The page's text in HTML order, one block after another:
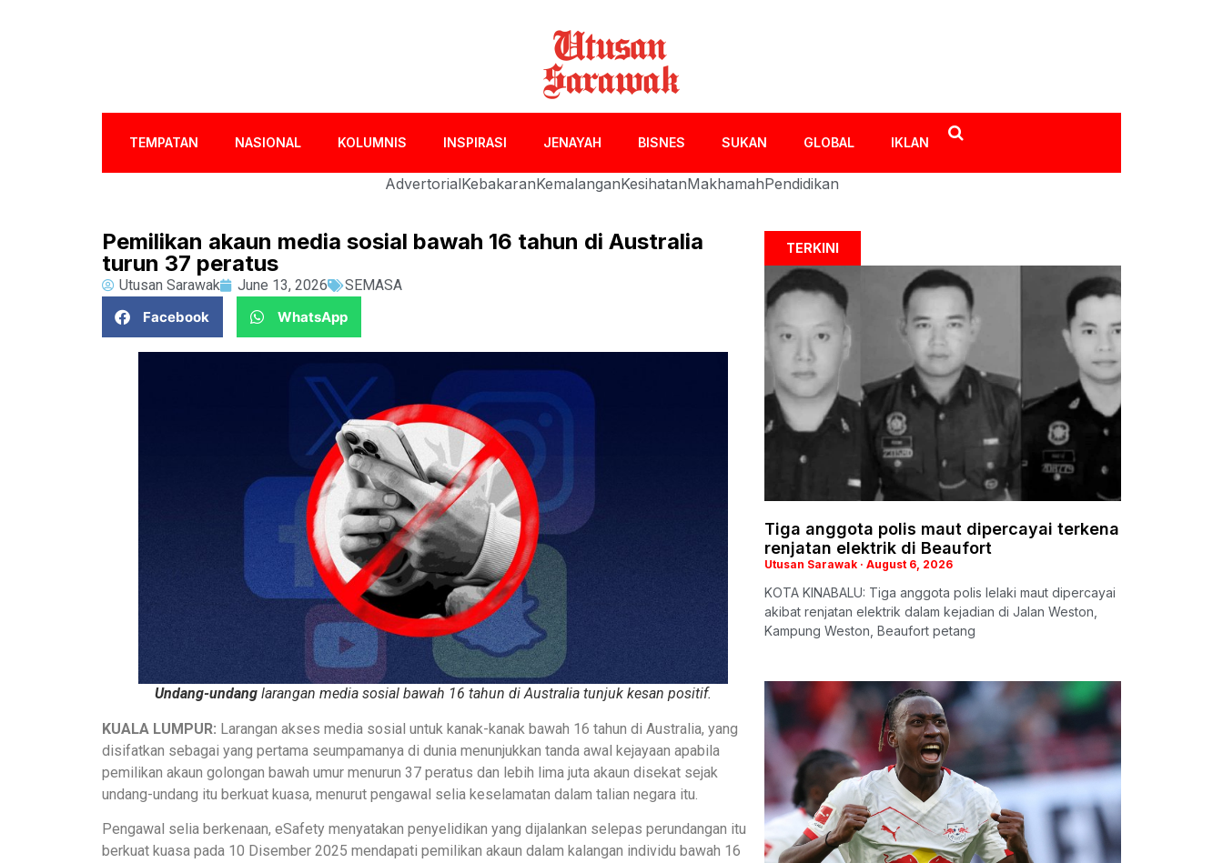
TEMPATAN NASIONAL KOLUMNIS INSPIRASI JENAYAH BISNES SUKAN GLOBAL IKLAN
AdvertorialKebakaranKemalanganKesihatanMakhamahPendidikan
Pemilikan akaun media sosial bawah 16 tahun di Australia
turun 37 peratus
Utusan Sarawak June 13, 2026
SEMASA
Facebook
WhatsApp
Undang-undang larangan media sosial bawah 16 tahun di Australia tunjuk kesan positif.
KUALA LUMPUR: Larangan akses media sosial untuk kanak-kanak bawah 16 tahun di Australia, yang
disifatkan sebagai yang pertama seumpamanya di dunia menunjukkan tanda awal kejayaan apabila
pemilikan akaun golongan bawah umur menurun 37 peratus dan lebih lima juta akaun disekat sejak
undang-undang itu berkuat kuasa, menurut pengawal selia keselamatan dalam talian negara itu.
Pengawal selia berkenaan, eSafety menyatakan penyelidikan yang dijalankan selepas perundangan itu
berkuat kuasa pada 10 Disember 2025 mendapati pemilikan akaun dalam kalangan individu bawah 16
TERKINI
Tiga anggota polis maut dipercayai terkena
renjatan elektrik di Beaufort
Utusan Sarawak August 6, 2026
KOTA KINABALU: Tiga anggota polis lelaki maut dipercayai
akibat renjatan elektrik dalam kejadian di Jalan Weston,
Kampung Weston, Beaufort petang